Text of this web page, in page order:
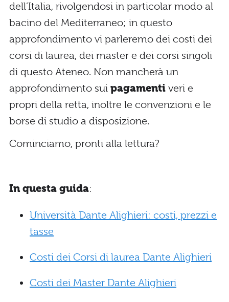
dell’Italia, rivolgendosi in particolar modo al
bacino del Mediterraneo; in questo
approfondimento vi parleremo dei costi dei
corsi di laurea, dei master e dei corsi singoli
di questo Ateneo. Non mancherà un
approfondimento sui pagamenti veri e
propri della retta, inoltre le convenzioni e le
borse di studio a disposizione.
Cominciamo, pronti alla lettura?
In questa guida:
Università Dante Alighieri: costi, prezzi e
tasse
Costi dei Corsi di laurea Dante Alighieri
Costi dei Master Dante Alighieri